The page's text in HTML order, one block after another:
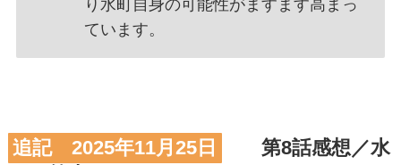
り水町自身の可能性がますます高まっ
ています。
追記 2025年11月25日
第8話感想／水